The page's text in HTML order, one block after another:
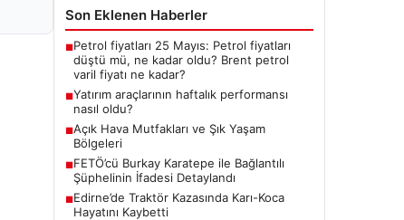
Son Eklenen Haberler
■Petrol fiyatları 25 Mayıs: Petrol fiyatları
düştü mü, ne kadar oldu? Brent petrol
varil fiyatı ne kadar?
■Yatırım araçlarının haftalık performansı
nasıl oldu?
■Açık Hava Mutfakları ve Şık Yaşam
Bölgeleri
■FETÖ’cü Burkay Karatepe ile Bağlantılı
Şüphelinin İfadesi Detaylandı
■Edirne’de Traktör Kazasında Karı-Koca
Hayatını Kaybetti